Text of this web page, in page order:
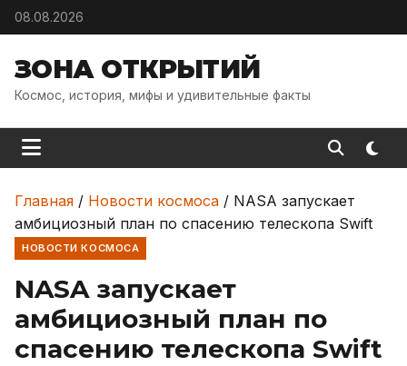
Skip to content
08.08.2026
ЗОНА ОТКРЫТИЙ
Космос, история, мифы и удивительные факты
Главная / Новости космоса / NASA запускает
амбициозный план по спасению телескопа Swift
НОВОСТИ КОСМОСА
NASA запускает
амбициозный план по
спасению телескопа Swift